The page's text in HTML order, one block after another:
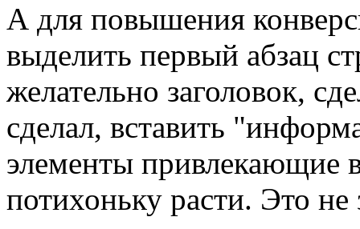
А для повышения
выделить первый абзац
желательно заголовок,
сделал, вставить
элементы привлекающие
потихоньку расти. Это